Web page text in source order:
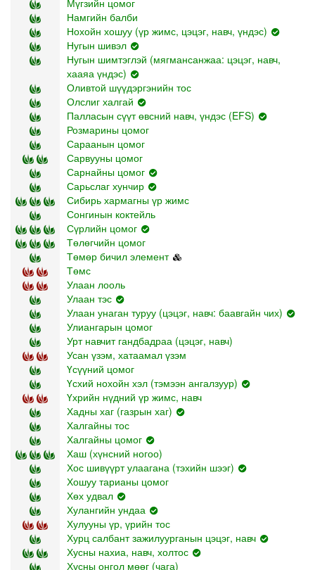
Намгийн балби
Нохойн хошуу (үр жимс, цэцэг, навч, үндэс)
Нугын шивэл
Нугын шимтэглэй (мягмансанжаа: цэцэг, навч,
хааяа үндэс)
Оливтой шүүдэргэнийн тос
Олслиг халгай
Палласын сүүт өвсний навч, үндэс (EFS)
Розмарины цомог
Сараанын цомог
Сарвууны цомог
Сарнайны цомог
Сарьслаг хунчир
Сибирь хармагны үр жимс
Сонгинын коктейль
Сүрлийн цомог
Төлөгчийн цомог
Төмөр бичил элемент
Төмс
Улаан лооль
Улаан тэс
Улаан унаган туруу (цэцэг, навч: баавгайн чих)
Улиангарын цомог
Урт навчит гандбадраа (цэцэг, навч)
Усан үзэм, хатаамал үзэм
Үсүүний цомог
Үсхий нохойн хэл (тэмээн ангалзуур)
Үхрийн нүдний үр жимс, навч
Хадны хаг (газрын хаг)
Халгайны тос
Халгайны цомог
Хаш (хүнсний ногоо)
Хос шивүүрт улаагана (тэхийн шээг)
Хошуу тарианы цомог
Хөх удвал
Хулангийн ундаа
Хулууны үр, үрийн тос
Хурц салбант зажилуурганын цэцэг, навч
Хусны нахиа, навч, холтос
Хусны онгол мөөг (чага)